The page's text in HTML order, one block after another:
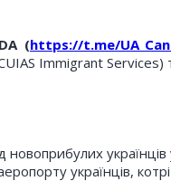
(https://t.me/
Immigrant
українців
українців,